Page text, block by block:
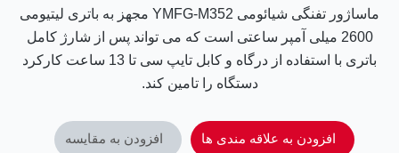
ماساژور تفنگی شیائومی YMFG-M352 مجهز به باتری لیتیومی
2600 میلی آمپر ساعتی است که می تواند پس از شارژ کامل
باتری با استفاده از درگاه و کابل تایپ سی تا 13 ساعت کارکرد
دستگاه را تامین کند.
افزودن به علاقه مندی ها افزودن به مقایسه